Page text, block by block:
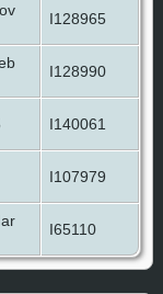
I128965
I128990
I140061
I107979
I65110